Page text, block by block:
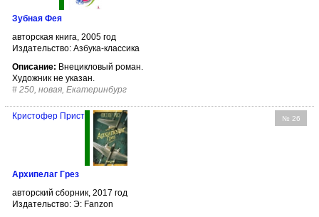
Зубная Фея
авторская книга, 2005 год
Издательство: Азбука-классика
Описание: Внецикловый роман.
Художник не указан.
# 250, новая, Екатеринбург
№ 26
Кристофер Прист
Архипелаг Грез
авторский сборник, 2017 год
Издательство: Э: Fanzon